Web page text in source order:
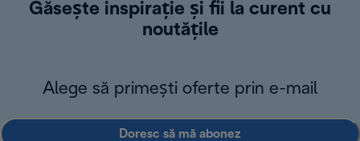
Găsește inspirație și fii la curent cu
noutățile
Alege să primești oferte prin e-mail
Doresc să mă abonez